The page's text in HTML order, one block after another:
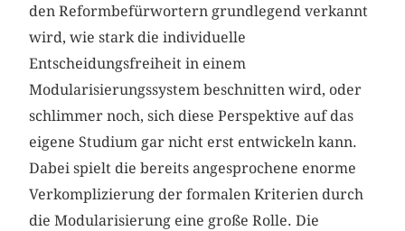
den Reformbefürwortern grundlegend verkannt
wird, wie stark die individuelle
Entscheidungsfreiheit in einem
Modularisierungssystem beschnitten wird, oder
schlimmer noch, sich diese Perspektive auf das
eigene Studium gar nicht erst entwickeln kann.
Dabei spielt die bereits angesprochene enorme
Verkomplizierung der formalen Kriterien durch
die Modularisierung eine große Rolle. Die